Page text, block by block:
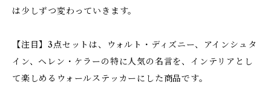
は少しずつ変わっていきます。
【注目】3点セットは、ウォルト・ディズニー、アインシュタ
イン、ヘレン・ケラーの特に人気の名言を、インテリアとし
て楽しめるウォールステッカーにした商品です。